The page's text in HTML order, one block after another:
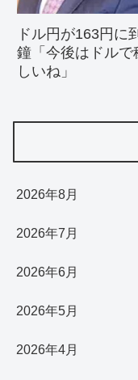
ドル円が163円に
鐘「今後はドル
しいね」
2026年8月
2026年7月
2026年6月
2026年5月
2026年4月